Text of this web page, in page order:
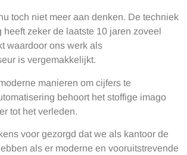
toch niet meer aan denken. De techniek
heeft zeker de laatste 10 jaren zoveel
waardoor ons werk als
is vergemakkelijkt.
manieren om cijfers te
behoort het stoffige imago
tot het verleden.
voor gezorgd dat we als kantoor de
als er moderne en vooruitstrevende